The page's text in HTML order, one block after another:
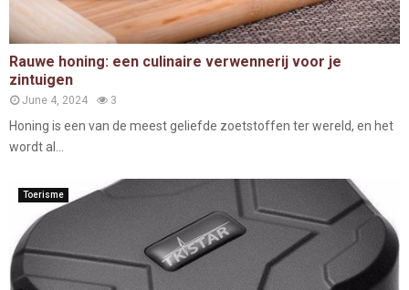
Rauwe honing: een culinaire verwennerij voor je
zintuigen
June 4, 2024 3
Honing is een van de meest geliefde zoetstoffen ter wereld, en het
wordt al...
Toerisme